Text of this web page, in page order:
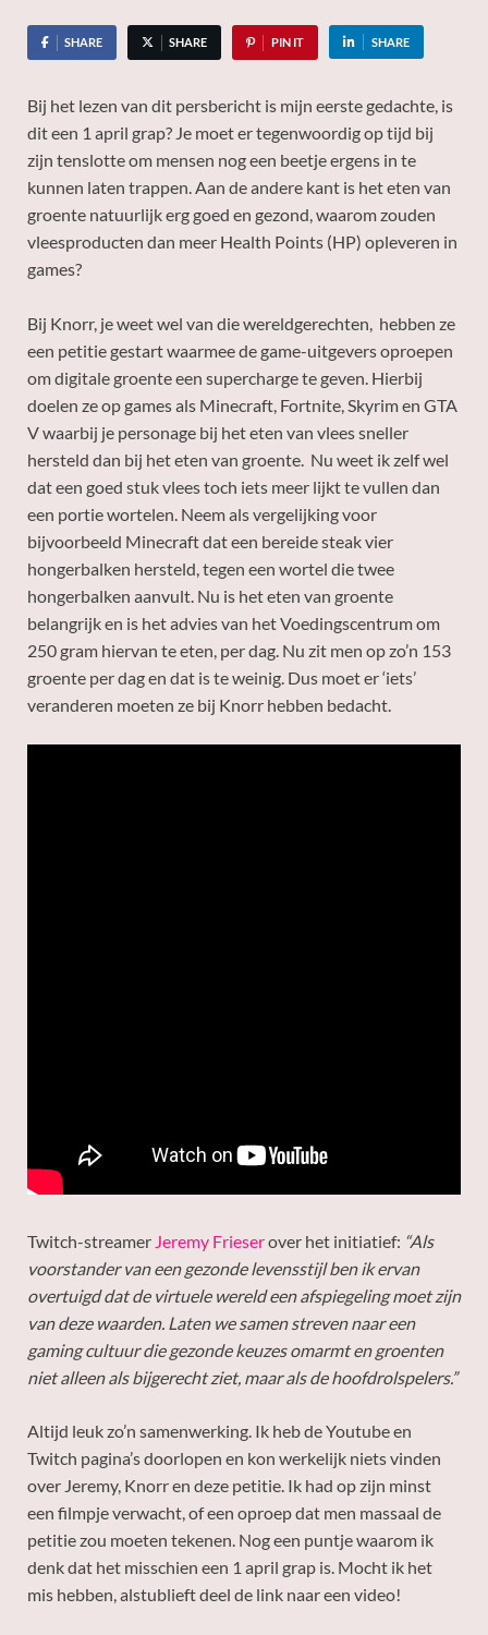
SHARE SHARE PIN IT SHARE
Bij het lezen van dit persbericht is mijn eerste gedachte, is
dit een 1 april grap? Je moet er tegenwoordig op tijd bij
zijn tenslotte om mensen nog een beetje ergens in te
kunnen laten trappen. Aan de andere kant is het eten van
groente natuurlijk erg goed en gezond, waarom zouden
vleesproducten dan meer Health Points (HP) opleveren in
games?
Bij Knorr, je weet wel van die wereldgerechten, hebben ze
een petitie gestart waarmee de game-uitgevers oproepen
om digitale groente een supercharge te geven. Hierbij
doelen ze op games als Minecraft, Fortnite, Skyrim en GTA
V waarbij je personage bij het eten van vlees sneller
hersteld dan bij het eten van groente. Nu weet ik zelf wel
dat een goed stuk vlees toch iets meer lijkt te vullen dan
een portie wortelen. Neem als vergelijking voor
bijvoorbeeld Minecraft dat een bereide steak vier
hongerbalken hersteld, tegen een wortel die twee
hongerbalken aanvult. Nu is het eten van groente
belangrijk en is het advies van het Voedingscentrum om
250 gram hiervan te eten, per dag. Nu zit men op zo’n 153
groente per dag en dat is te weinig. Dus moet er ‘iets’
veranderen moeten ze bij Knorr hebben bedacht.
Twitch-streamer Jeremy Frieserover het initiatief: “Als
voorstander van een gezonde levensstijl ben ik ervan
overtuigd dat de virtuele wereld een afspiegeling moet zijn
van deze waarden. Laten we samen streven naar een
gaming cultuur die gezonde keuzes omarmt en groenten
niet alleen als bijgerecht ziet, maar als de hoofdrolspelers.”
Altijd leuk zo’n samenwerking. Ik heb de Youtube en
Twitch pagina’s doorlopen en kon werkelijk niets vinden
over Jeremy, Knorr en deze petitie. Ik had op zijn minst
een filmpje verwacht, of een oproep dat men massaal de
petitie zou moeten tekenen. Nog een puntje waarom ik
denk dat het misschien een 1 april grap is. Mocht ik het
mis hebben, alstublieft deel de link naar een video!